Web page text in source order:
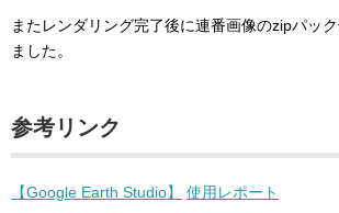
またレンダリング完了後に連番画像のzipパッ
ました。
参考リンク
【Google Earth Studio】 使用レポート